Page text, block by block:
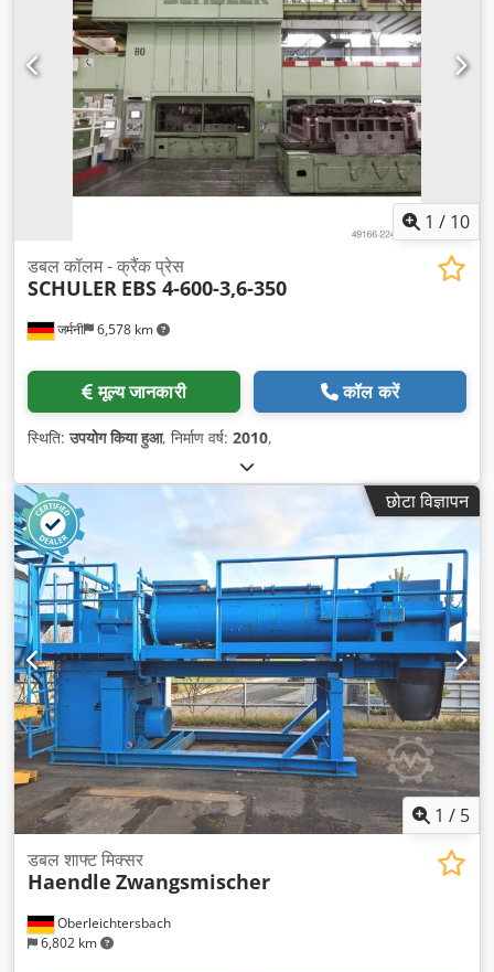
1 / 10
जर्मनी 6,578 km
डबल कॉलम - क्रैंक प्रेस
SCHULER EBS 4-600-3,6-350
मूल्य जानकारी कॉल करें
स्थिति:उपयोग किया हुआ, निर्माण वर्ष: 2010,
छोटा विज्ञापन
1 / 5
Oberleichtersbach
6,802 km
डबल शाफ्ट मिक्सर
Haendle Zwangsmischer